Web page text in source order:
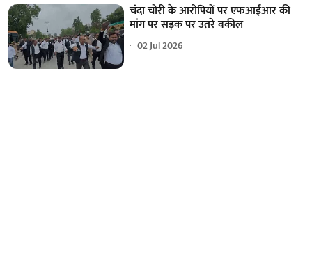
चंदा चोरी के आरोपियों पर एफआईआर की
मांग पर सड़क पर उतरे वकील
02 Jul 2026